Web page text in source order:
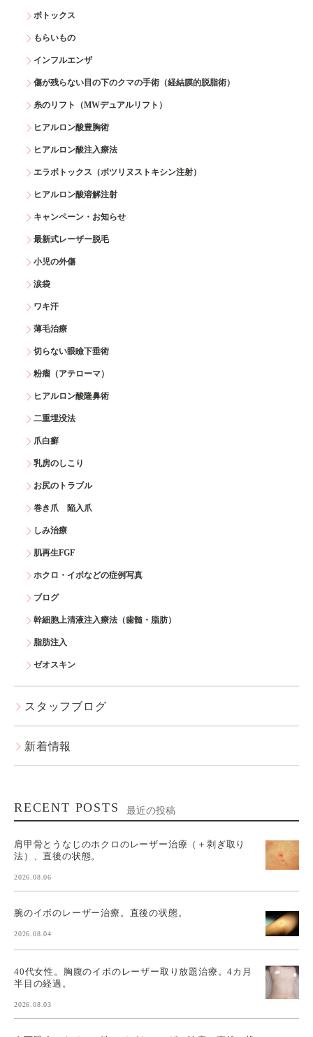
ボトックス
もらいもの
インフルエンザ
傷が残らない目の下のクマの手術（経結膜的脱脂術）
糸のリフト（MWデュアルリフト）
ヒアルロン酸豊胸術
ヒアルロン酸注入療法
エラボトックス（ボツリヌストキシン注射）
ヒアルロン酸溶解注射
キャンペーン・お知らせ
最新式レーザー脱毛
小児の外傷
涙袋
ワキ汗
薄毛治療
切らない眼瞼下垂術
粉瘤（アテローマ）
ヒアルロン酸隆鼻術
二重埋没法
爪白癬
乳房のしこり
お尻のトラブル
巻き爪 陥入爪
しみ治療
肌再生FGF
ホクロ・イボなどの症例写真
ブログ
幹細胞上清液注入療法（歯髄・脂肪）
脂肪注入
ゼオスキン
スタッフブログ
新着情報
RECENT POSTS 最近の投稿
肩甲骨とうなじのホクロのレーザー治療（＋剥ぎ取り
法）、直後の状態。
2026.08.06
腕のイボのレーザー治療。直後の状態。
2026.08.04
40代女性。胸腹のイボのレーザー取り放題治療。4カ月
半目の経過。
2026.08.03